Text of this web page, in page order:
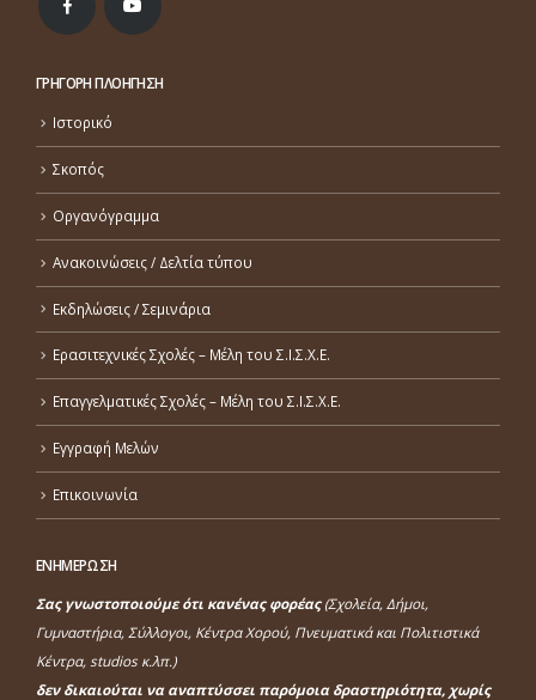
ΓΡΗΓΟΡΗ ΠΛΟΗΓΗΣΗ
Ιστορικό
Σκοπός
Οργανόγραμμα
Ανακοινώσεις / Δελτία τύπου
Εκδηλώσεις / Σεμινάρια
Ερασιτεχνικές Σχολές – Μέλη του Σ.Ι.Σ.Χ.Ε.
Επαγγελματικές Σχολές – Μέλη του Σ.Ι.Σ.Χ.Ε.
Εγγραφή Μελών
Επικοινωνία
ΕΝΗΜΕΡΩΣΗ
Σας γνωστοποιούμε ότι κανένας φορέας(Σχολεία, Δήμοι,
Γυμναστήρια, Σύλλογοι, Κέντρα Χορού, Πνευματικά και Πολιτιστικά
Κέντρα, studios κ.λπ.)
δεν δικαιούται να αναπτύσσει παρόμοια δραστηριότητα, χωρίς